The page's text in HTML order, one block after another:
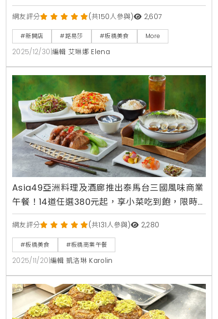
慶開幕限時88折優惠中
網友評分 (共150人參與) 2,607
#新開店 #路易莎 #板橋美食 More
2025/12/30 編輯 艾琳娜 Elena
Asia49亞洲料理及酒廊推出泰馬台三國風味商業
午餐！14道任選380元起，享小菜吃到飽，限時3
人同行1000元
網友評分 (共131人參與) 2,280
#板橋美食 #板橋商業午餐
2025/11/20 編輯 凱洛琳 Karolin